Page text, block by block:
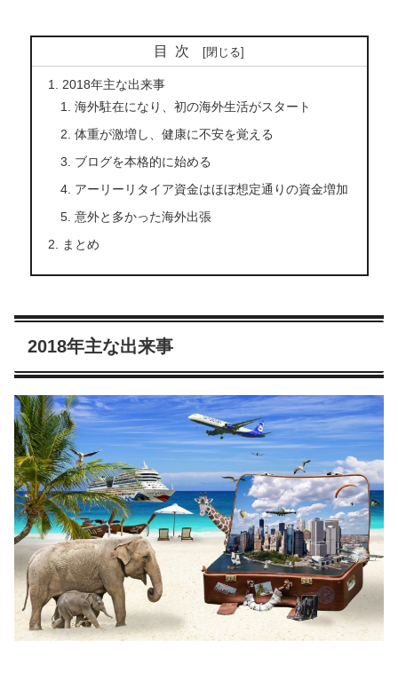
目次
2018年主な出来事
海外駐在になり、初の海外生活がスタート
体重が激増し、健康に不安を覚える
ブログを本格的に始める
アーリーリタイア資金はほぼ想定通りの資金増加
意外と多かった海外出張
まとめ
2018年主な出来事